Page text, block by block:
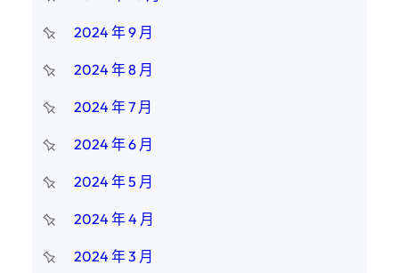
2024 年 9 月
2024 年 8 月
2024 年 7 月
2024 年 6 月
2024 年 5 月
2024 年 4 月
2024 年 3 月